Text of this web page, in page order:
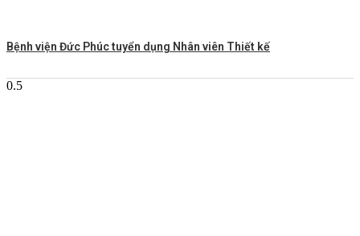
Bệnh viện Đức Phúc tuyển dụng Nhân viên Thiết kế